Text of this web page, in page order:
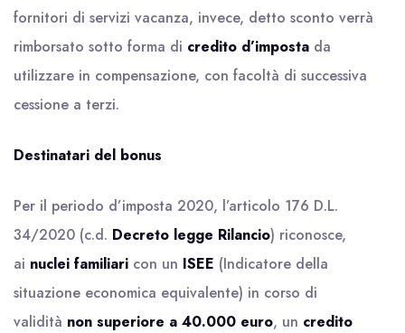
fornitori di servizi vacanza, invece, detto sconto verrà
rimborsato sotto forma di credito d’imposta da
utilizzare in compensazione, con facoltà di successiva
cessione a terzi.
Destinatari del bonus
Per il periodo d’imposta 2020, l’articolo 176 D.L.
34/2020 (c.d. Decreto legge Rilancio) riconosce,
ai nuclei familiari con un ISEE (Indicatore della
situazione economica equivalente) in corso di
validità non superiore a 40.000 euro, un credito